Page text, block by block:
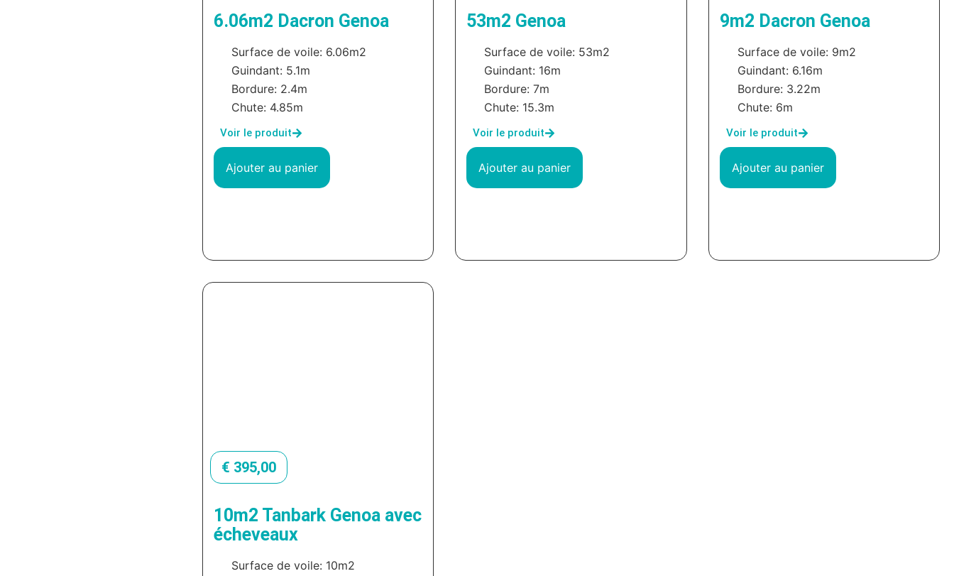
6.06m2 Dacron Genoa
Surface de voile: 6.06m2
Guindant: 5.1m
Bordure: 2.4m
Chute: 4.85m
Voir le produit
Ajouter au panier
53m2 Genoa
Surface de voile: 53m2
Guindant: 16m
Bordure: 7m
Chute: 15.3m
Voir le produit
Ajouter au panier
9m2 Dacron Genoa
Surface de voile: 9m2
Guindant: 6.16m
Bordure: 3.22m
Chute: 6m
Voir le produit
Ajouter au panier
€ 395,00
10m2 Tanbark Genoa avec
écheveaux
Surface de voile: 10m2